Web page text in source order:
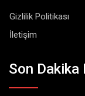
Gizlilik Politikası
İletişim
Son Dakika